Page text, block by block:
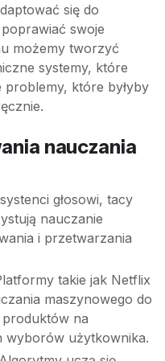
się do
swoje
możemy tworzyć
systemy, które
które byłyby
nauczania
głosowi, tacy
nauczanie
i przetwarzania
takie jak Netflix
maszynowego do
na
wyborów użytkownika.